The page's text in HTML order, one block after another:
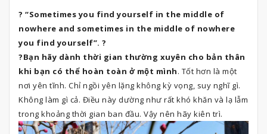
? “Sometimes you find yourself in the middle of
nowhere and sometimes in the middle of nowhere
you find yourself”. ?
?Bạn hãy dành thời gian thường xuyên cho bản thân
khi bạn có thể hoàn toàn ở một mình. Tốt hơn là một
nơi yên tĩnh. Chỉ ngồi yên lặng không kỳ vọng, suy nghĩ gì.
Không làm gì cả. Điều này dường như rất khó khăn và lạ lẫm
trong khoảng thời gian ban đầu. Vậy nên hãy kiên trì.